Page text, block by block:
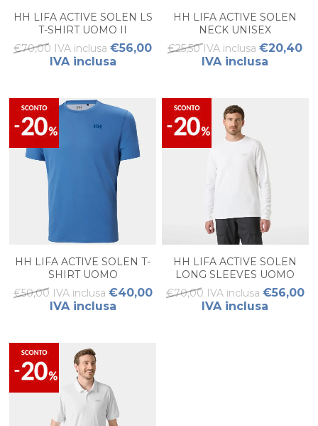
HH LIFA ACTIVE SOLEN LS
T-SHIRT UOMO II
€70,00 IVA inclusa €56,00
IVA inclusa
HH LIFA ACTIVE SOLEN
NECK UNISEX
€25,50 IVA inclusa €20,40
IVA inclusa
HH LIFA ACTIVE SOLEN T-
SHIRT UOMO
€50,00 IVA inclusa €40,00
IVA inclusa
HH LIFA ACTIVE SOLEN
LONG SLEEVES UOMO
€70,00 IVA inclusa €56,00
IVA inclusa